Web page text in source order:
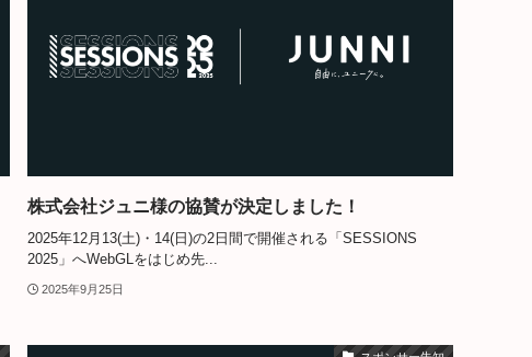
株式会社ジュニ様の協賛が決定しました！
2025年12月13(土)・14(日)の2日間で開催される「SESSIONS
2025」へWebGLをはじめ先...
2025年9月25日